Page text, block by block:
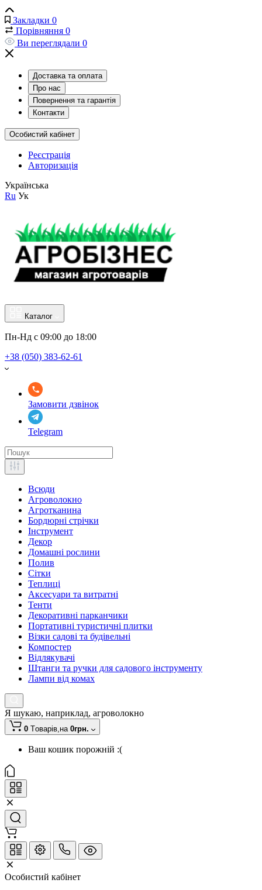
Закладки 0
Порівняння 0
Ви переглядали 0
Доставка та оплата
Про нас
Повернення та гарантія
Контакти
Особистий кабінет
Реєстрація
Авторизація
Українська
Ru Ук
Каталог
Пн-Нд с 09:00 до 18:00
+38 (050) 383-62-61
Замовити дзвінок
Telegram
Всюди
Агроволокно
Агротканина
Бордюрні стрічки
Інструмент
Декор
Домашні рослини
Полив
Сітки
Теплиці
Аксесуари та витратні
Тенти
Декоративні парканчики
Портативні туристичні плитки
Візки садові та будівельні
Компостер
Відлякувачі
Штанги та ручки для садового інструменту
Лампи від комах
Я шукаю, наприклад, агроволокно
0 Tоварів,на 0грн.
Ваш кошик порожній :(
Особистий кабінет